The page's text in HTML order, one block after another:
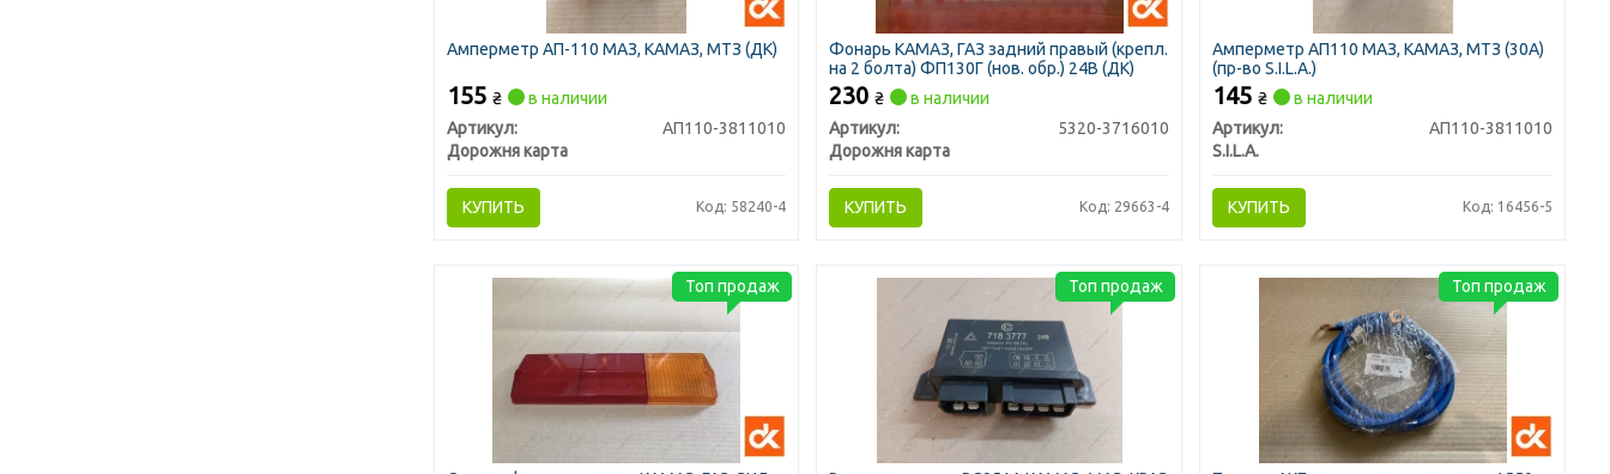
Амперметр АП-110 МАЗ, КАМАЗ, МТЗ (ДК)
155 ₴
в наличии
Артикул:
АП110-3811010
Дорожня карта
КУПИТЬ Код: 58240-4
Фонарь КАМАЗ, ГАЗ задний правый (крепл.
на 2 болта) ФП130Г (нов. обр.) 24В (ДК)
230₴
в наличии
Артикул:
5320-3716010
Дорожня карта
КУПИТЬ Код: 29663-4
Амперметр АП110 МАЗ, КАМАЗ, МТЗ (30А)
(пр-во S.I.L.A.)
145₴
в наличии
Артикул:
АП110-3811010
S.I.L.A.
КУПИТЬ Код: 16456-5
Топ продаж Топ продаж Топ продаж